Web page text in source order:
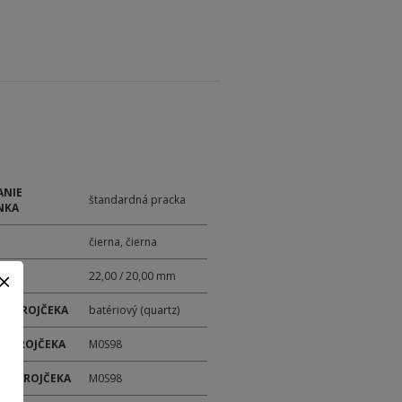
štandardná pracka
čierna, čierna
22,00 / 20,00 mm
STROJČEKA batériový (quartz)
STROJČEKA M0S98
STROJČEKA M0S98